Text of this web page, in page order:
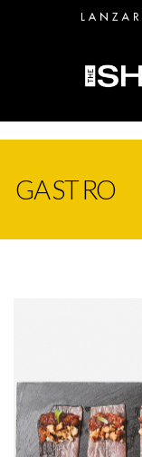
GASTRO